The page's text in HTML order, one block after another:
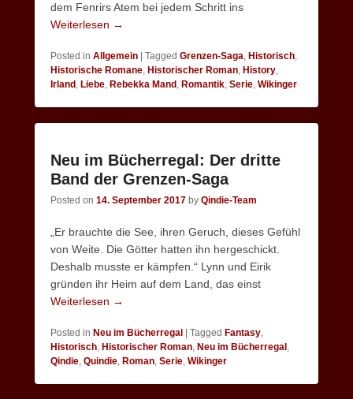
dem Fenrirs Atem bei jedem Schritt ins
Weiterlesen →
Posted in Allgemein Tagged Grenzen-Saga, Historisch,
Historische Romane, Historischer Roman, History,
Irland , Liebe, Rebekka Mand , Romantik, Serie, Wikinger
Neu im Bücherregal: Der dritte
Band der Grenzen-Saga
Posted on 14. September 2017 by Qindie-Team
„Er brauchte die See, ihren Geruch, dieses Gefühl
von Weite. Die Götter hatten ihn hergeschickt.
Deshalb musste er kämpfen.“ Lynn und Eirik
gründen ihr Heim auf dem Land, das einst
Weiterlesen →
Posted in Neu im Bücherregal Tagged Fantasy,
Historisch, Historischer Roman, Neu im Bücherregal ,
Qindie, Quindie, Roman, Serie, Wikinger